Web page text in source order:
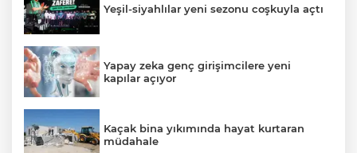
Yeşil-siyahlılar yeni sezonu coşkuyla açtı
Yapay zeka genç girişimcilere yeni
kapılar açıyor
Kaçak bina yıkımında hayat kurtaran
müdahale